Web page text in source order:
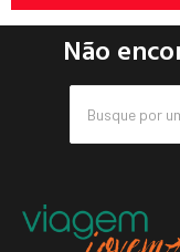
Não